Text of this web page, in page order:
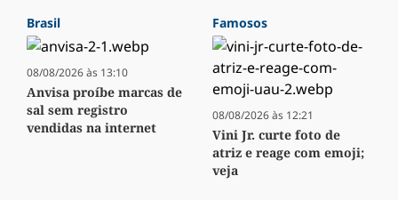
Brasil
08/08/2026 às 13:10
Anvisa proíbe marcas de
sal sem registro
vendidas na internet
Famosos
08/08/2026 às 12:21
Vini Jr. curte foto de
atriz e reage com emoji;
veja